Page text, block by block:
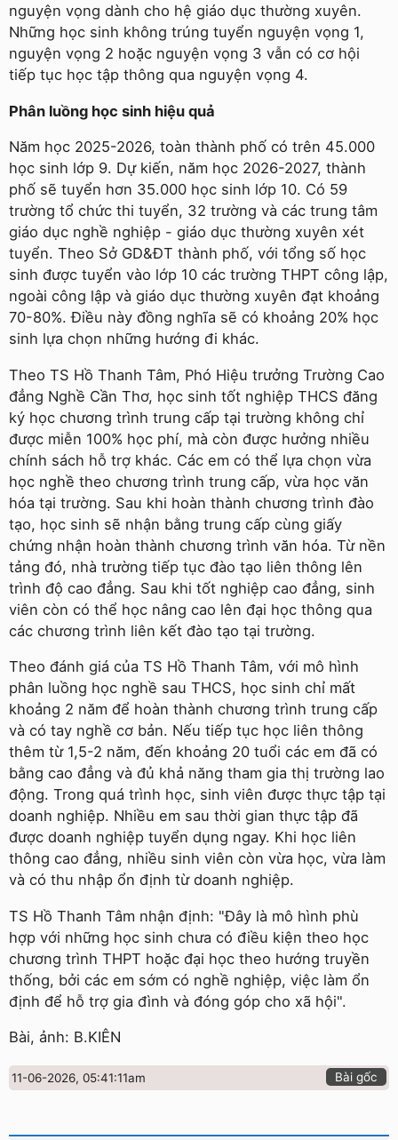
nguyện vọng dành cho hệ giáo dục thường xuyên.
Những học sinh không trúng tuyển nguyện vọng 1,
nguyện vọng 2 hoặc nguyện vọng 3 vẫn có cơ hội
tiếp tục học tập thông qua nguyện vọng 4.
Phân luồng học sinh hiệu quả
Năm học 2025-2026, toàn thành phố có trên 45.000
học sinh lớp 9. Dự kiến, năm học 2026-2027, thành
phố sẽ tuyển hơn 35.000 học sinh lớp 10. Có 59
trường tổ chức thi tuyển, 32 trường và các trung tâm
giáo dục nghề nghiệp - giáo dục thường xuyên xét
tuyển. Theo Sở GD&ĐT thành phố, với tổng số học
sinh được tuyển vào lớp 10 các trường THPT công lập,
ngoài công lập và giáo dục thường xuyên đạt khoảng
70-80%. Điều này đồng nghĩa sẽ có khoảng 20% học
sinh lựa chọn những hướng đi khác.
Theo TS Hồ Thanh Tâm, Phó Hiệu trưởng Trường Cao
đẳng Nghề Cần Thơ, học sinh tốt nghiệp THCS đăng
ký học chương trình trung cấp tại trường không chỉ
được miễn 100% học phí, mà còn được hưởng nhiều
chính sách hỗ trợ khác. Các em có thể lựa chọn vừa
học nghề theo chương trình trung cấp, vừa học văn
hóa tại trường. Sau khi hoàn thành chương trình đào
tạo, học sinh sẽ nhận bằng trung cấp cùng giấy
chứng nhận hoàn thành chương trình văn hóa. Từ nền
tảng đó, nhà trường tiếp tục đào tạo liên thông lên
trình độ cao đẳng. Sau khi tốt nghiệp cao đẳng, sinh
viên còn có thể học nâng cao lên đại học thông qua
các chương trình liên kết đào tạo tại trường.
Theo đánh giá của TS Hồ Thanh Tâm, với mô hình
phân luồng học nghề sau THCS, học sinh chỉ mất
khoảng 2 năm để hoàn thành chương trình trung cấp
và có tay nghề cơ bản. Nếu tiếp tục học liên thông
thêm từ 1,5-2 năm, đến khoảng 20 tuổi các em đã có
bằng cao đẳng và đủ khả năng tham gia thị trường lao
động. Trong quá trình học, sinh viên được thực tập tại
doanh nghiệp. Nhiều em sau thời gian thực tập đã
được doanh nghiệp tuyển dụng ngay. Khi học liên
thông cao đẳng, nhiều sinh viên còn vừa học, vừa làm
và có thu nhập ổn định từ doanh nghiệp.
TS Hồ Thanh Tâm nhận định: "Đây là mô hình phù
hợp với những học sinh chưa có điều kiện theo học
chương trình THPT hoặc đại học theo hướng truyền
thống, bởi các em sớm có nghề nghiệp, việc làm ổn
định để hỗ trợ gia đình và đóng góp cho xã hội".
Bài, ảnh: B.KIÊN
11-06-2026, 05:41:11am Bài gốc